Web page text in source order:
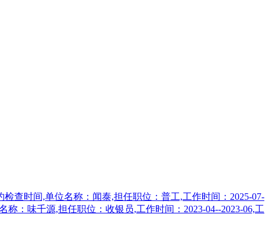
查时间,单位名称：闻泰,担任职位：普工,工作时间：2025-07-
：味千源,担任职位：收银员,工作时间：2023-04--2023-06,工